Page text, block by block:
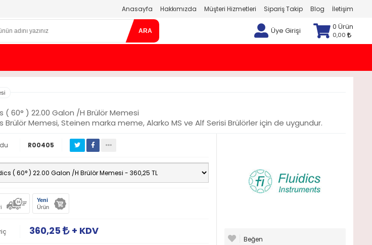
Anasayfa Hakkımızda Müşteri Hizmetleri Sipariş Takip Blog İletişim
ARA Üye Girişi 0 Ürün
0,00
( 60° ) 22.00 Galon /H Brülör Memesi
Brülör Memesi, Steinen marka meme, Alarko MS ve Alf Serisi Brülörler için de uygundur.
R00405
Yeni
Ürün
360,25 + KDV
Beğen